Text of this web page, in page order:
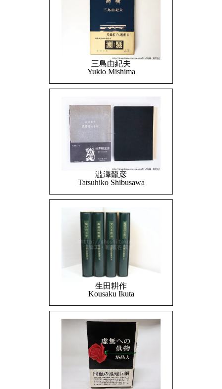
三島由紀夫
Yukio Mishima
澁澤龍彦
Tatsuhiko Shibusawa
生田耕作
Kousaku Ikuta